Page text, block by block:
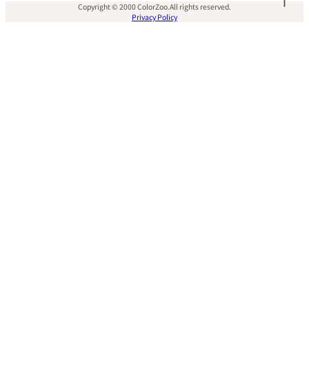
Copyright © 2000 ColorZoo.All rights reserved.
Privacy Policy